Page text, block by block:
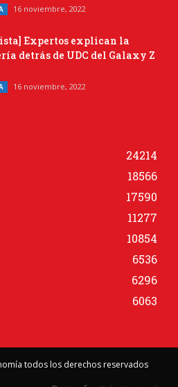
16 noviembre, 2022
Expertos explican la
detrás de UDC del Galaxy Z
16 noviembre, 2022
24214
18566
17590
11277
10854
6536
6296
6063
todos los derechos reservados